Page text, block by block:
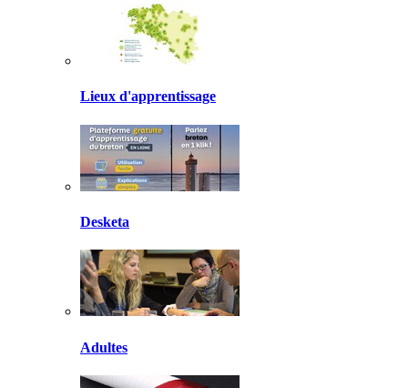
Lieux d'apprentissage
Desketa
Adultes